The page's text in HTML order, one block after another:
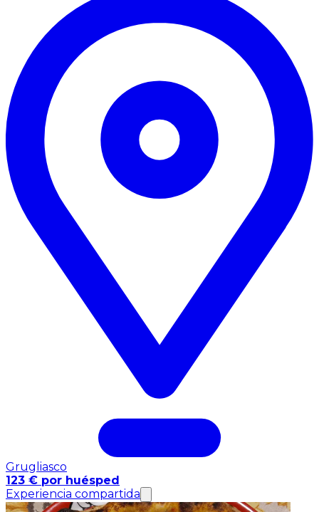
Grugliasco
123 € por huésped
Experiencia compartida